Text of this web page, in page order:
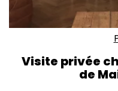
Visite privée
de